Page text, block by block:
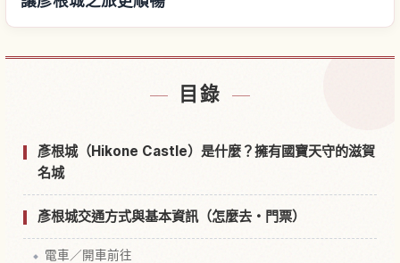
目錄
彥根城（Hikone Castle）是什麼？擁有國寶天守的滋賀
名城
彥根城交通方式與基本資訊（怎麼去・門票）
電車／開車前往